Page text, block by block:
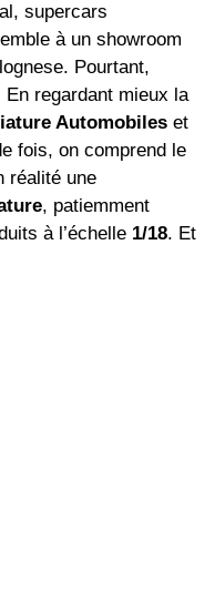
supercars
à un showroom
Pourtant,
regardant mieux la
Automobiles et
fois, on comprend le
réalité une
, patiemment
à l’échelle 1/18. Et